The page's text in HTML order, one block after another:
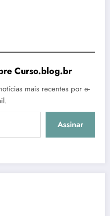
Curso.blog.br
mais recentes por e-
Assinar